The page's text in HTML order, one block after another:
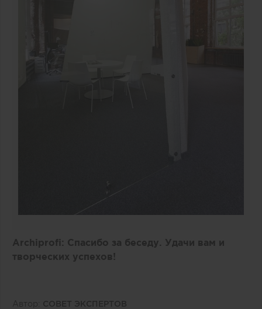
Archiprofi : Спасибо за беседу. Удачи вам и
творческих успехов!
Автор: СОВЕТ ЭКСПЕРТОВ